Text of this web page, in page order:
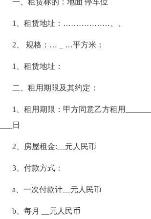
一、租赁标的：地面 停车位
1、租赁地址：………………、、
2、 规格：… _ …平方米：
1、租赁地址：
二、租用期限及其约定：
1、租用期限：甲方同意乙方租用
____日
2、房屋租金:__元人民币
3、付款方式：
a、一次付款计__元人民币
b、每月 __元人民币